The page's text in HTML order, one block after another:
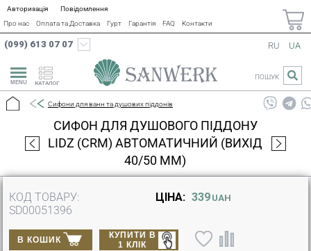
Авторизація
Повідомлення
Про нас
Оплата та Доставка Гурт Гарантія FAQ Контакти
(099) 613 07 07
КАТАЛОГ
RU UA
ПОШУК
Сифони для ванн та душових піддонів
СИФОН ДЛЯ ДУШОВОГО ПІДДОНУ
LIDZ (CRM) АВТОМАТИЧНИЙ (ВИХІД
40/50 ММ)
КОД ТОВАРУ:
SD00051396
ЦІНА: 339 UAH
В КОШИК
КУПИТИ В
1 КЛІК